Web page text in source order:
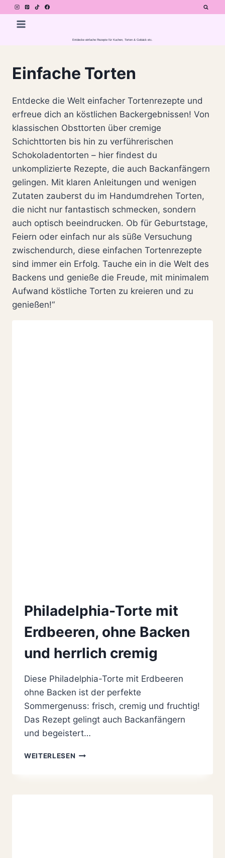
Zum
Inhalt
Entdecke einfache Rezepte für Kuchen, Torten & Gebäck etc.
Einfache Torten
Entdecke die Welt einfacher Tortenrezepte und
erfreue dich an köstlichen Backergebnissen! Von
klassischen Obsttorten über cremige
Schichttorten bis hin zu verführerischen
Schokoladentorten – hier findest du
unkomplizierte Rezepte, die auch Backanfängern
gelingen. Mit klaren Anleitungen und wenigen
Zutaten zauberst du im Handumdrehen Torten,
die nicht nur fantastisch schmecken, sondern
auch optisch beeindrucken. Ob für Geburtstage,
Feiern oder einfach nur als süße Versuchung
zwischendurch, diese einfachen Tortenrezepte
sind immer ein Erfolg. Tauche ein in die Welt des
Backens und genieße die Freude, mit minimalem
Aufwand köstliche Torten zu kreieren und zu
genießen!“
Philadelphia-Torte mit
Erdbeeren, ohne Backen
und herrlich cremig
Diese Philadelphia-Torte mit Erdbeeren
ohne Backen ist der perfekte
Sommergenuss: frisch, cremig und fruchtig!
Das Rezept gelingt auch Backanfängern
und begeistert…
WEITERLESEN PHILADELPHIA-